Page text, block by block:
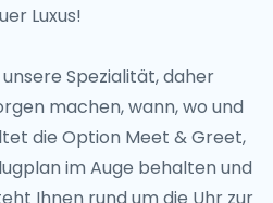
Luxus!
Spezialität, daher
machen, wann, wo und
die Option Meet & Greet,
im Auge behalten und